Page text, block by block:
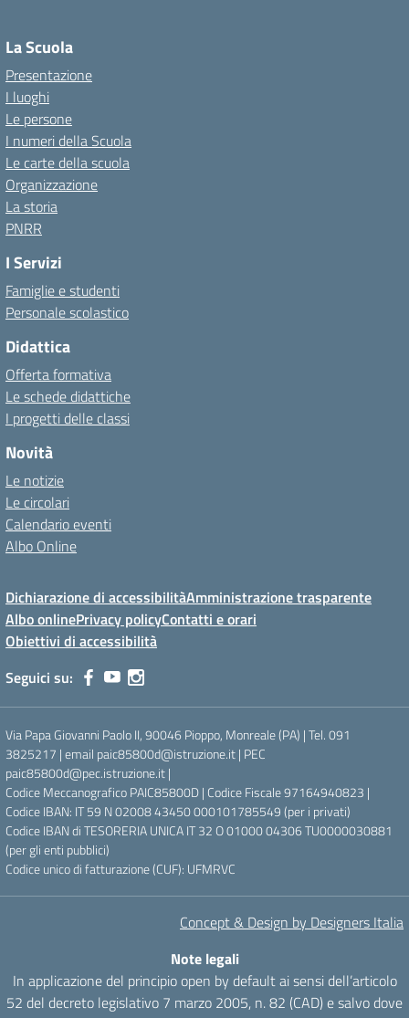
La Scuola
Presentazione
I luoghi
Le persone
I numeri della Scuola
Le carte della scuola
Organizzazione
La storia
PNRR
I Servizi
Famiglie e studenti
Personale scolastico
Didattica
Offerta formativa
Le schede didattiche
I progetti delle classi
Novità
Le notizie
Le circolari
Calendario eventi
Albo Online
Dichiarazione di accessibilitàAmministrazione trasparente
Albo onlinePrivacy policyContatti e orari
Obiettivi di accessibilità
Seguici su:
Via Papa Giovanni Paolo II, 90046 Pioppo, Monreale (PA) | Tel. 091
3825217 | email paic85800d@istruzione.it | PEC
paic85800d@pec.istruzione.it |
Codice Meccanografico PAIC85800D | Codice Fiscale 97164940823 |
Codice IBAN: IT 59 N 02008 43450 000101785549 (per i privati)
Codice IBAN di TESORERIA UNICA IT 32 O 01000 04306 TU0000030881
(per gli enti pubblici)
Codice unico di fatturazione (CUF): UFMRVC
Concept & Design by Designers Italia
Note legali
In applicazione del principio open by default ai sensi dell’articolo
52 del decreto legislativo 7 marzo 2005, n. 82 (CAD) e salvo dove